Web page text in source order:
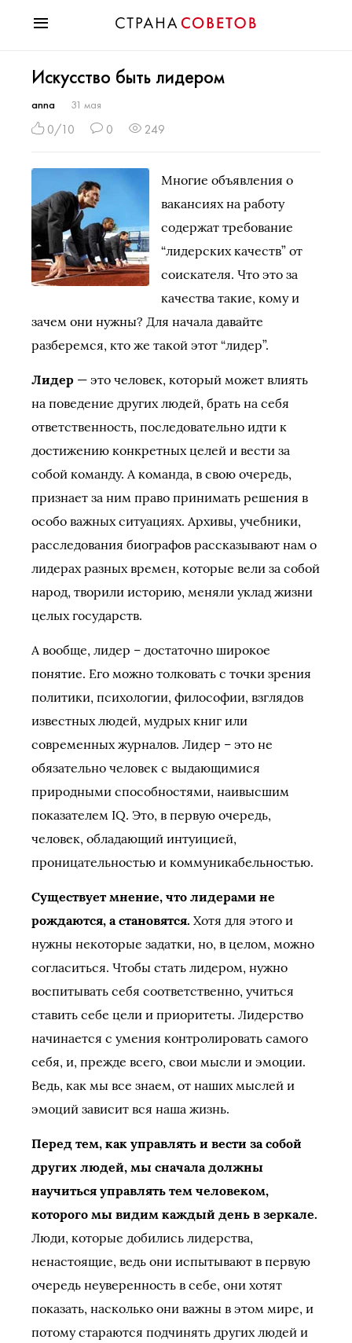
Мода
Звезды
Гороскопы
Психология
Разное
Праздники
Искусство быть лидером
anna 31 мая
0/10 0 249
Многие объявления о
вакансиях на работу
содержат требование
“лидерских качеств” от
соискателя. Что это за
качества такие, кому и
зачем они нужны? Для начала давайте
разберемся, кто же такой этот “лидер”.
Лидер — это человек, который может влиять
на поведение других людей, брать на себя
ответственность, последовательно идти к
достижению конкретных целей и вести за
собой команду. А команда, в свою очередь,
признает за ним право принимать решения в
особо важных ситуациях. Архивы, учебники,
расследования биографов рассказывают нам о
лидерах разных времен, которые вели за собой
народ, творили историю, меняли уклад жизни
целых государств.
А вообще, лидер – достаточно широкое
понятие. Его можно толковать с точки зрения
политики, психологии, философии, взглядов
известных людей, мудрых книг или
современных журналов. Лидер – это не
обязательно человек с выдающимися
природными способностями, наивысшим
показателем IQ. Это, в первую очередь,
человек, обладающий интуицией,
проницательностью и коммуникабельностью.
Существует мнение, что лидерами не
рождаются, а становятся. Хотя для этого и
нужны некоторые задатки, но, в целом, можно
согласиться. Чтобы стать лидером, нужно
воспитывать себя соответственно, учиться
ставить себе цели и приоритеты. Лидерство
начинается с умения контролировать самого
себя, и, прежде всего, свои мысли и эмоции.
Ведь, как мы все знаем, от наших мыслей и
эмоций зависит вся наша жизнь.
Перед тем, как управлять и вести за собой
других людей, мы сначала должны
научиться управлять тем человеком,
которого мы видим каждый день в зеркале.
Люди, которые добились лидерства,
ненастоящие, ведь они испытывают в первую
очередь неуверенность в себе, они хотят
показать, насколько они важны в этом мире, и
потому стараются подчинять других людей и